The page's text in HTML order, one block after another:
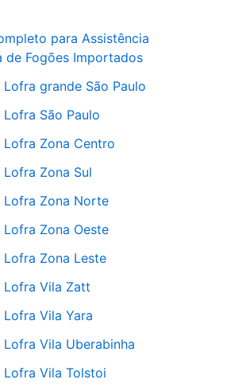
para Assistência
de Fogões Importados
Lofra grande São Paulo
Lofra São Paulo
Lofra Zona Centro
Lofra Zona Sul
Lofra Zona Norte
Lofra Zona Oeste
Lofra Zona Leste
Lofra Vila Zatt
Lofra Vila Yara
Lofra Vila Uberabinha
Lofra Vila Tolstoi